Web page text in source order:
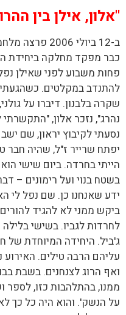
"אלון, אילן בין
ב-12 ביולי
פחות משבוע לפני שאילן
להתנדב במקלטים.
שקרה בלבנון. דיברו על
נהרג", נזכר אלון,
נסעתי לקיבוץ יראון, שם
יפתח שרייר ז"ל, שהיה חבר
הייתי בחרדה. ביום שישי
בשטח בנוי ועל רימונים –
ידע שאנחנו כן. שם נפל לי
ביקש ממני לא להגיד
לחרדות לגביו. בשישי
ג'ביל. היחידה המיוחדת של
ואף הרוג לצנחנים. בשבת
ממנו, בהתלהבות כזו, לספר
על הנשק'. והוא היה כל כך